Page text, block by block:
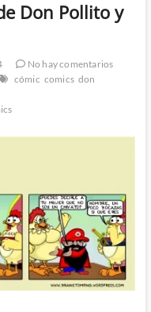
Don Pollito y
No hay comentarios
cómic comics don